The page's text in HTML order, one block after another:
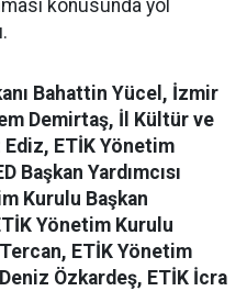
konusunda yol
Bahattin Yücel, İzmir
Demirtaş, İl Kültür ve
ETİK Yönetim
Başkan Yardımcısı
Kurulu Başkan
Yönetim Kurulu
Tercan, ETİK Yönetim
Deniz Özkardeş, ETİK İcra